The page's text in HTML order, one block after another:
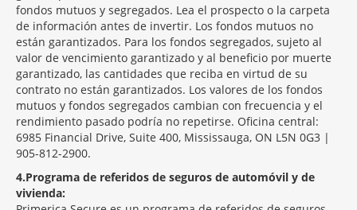
fondos mutuos y segregados. Lea el prospecto o la carpeta
de información antes de invertir. Los fondos mutuos no
están garantizados. Para los fondos segregados, sujeto al
valor de vencimiento garantizado y al beneficio por muerte
garantizado, las cantidades que reciba en virtud de su
contrato no están garantizados. Los valores de los fondos
mutuos y fondos segregados cambian con frecuencia y el
rendimiento pasado podría no repetirse. Oficina central:
6985 Financial Drive, Suite 400, Mississauga, ON L5N 0G3 |
905-812-2900.
4 Programa de referidos de seguros de automóvil y de
vivienda: